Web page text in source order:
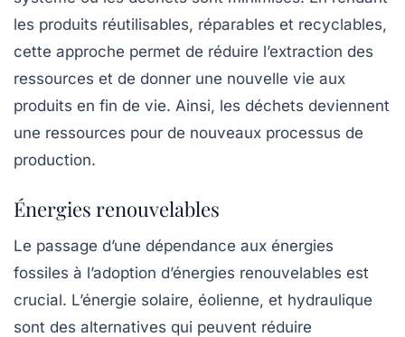
les produits réutilisables, réparables et recyclables,
cette approche permet de réduire l’extraction des
ressources et de donner une nouvelle vie aux
produits en fin de vie. Ainsi, les déchets deviennent
une ressources pour de nouveaux processus de
production.
Énergies renouvelables
Le passage d’une dépendance aux énergies
fossiles à l’adoption d’énergies renouvelables est
crucial. L’énergie solaire, éolienne, et hydraulique
sont des alternatives qui peuvent réduire